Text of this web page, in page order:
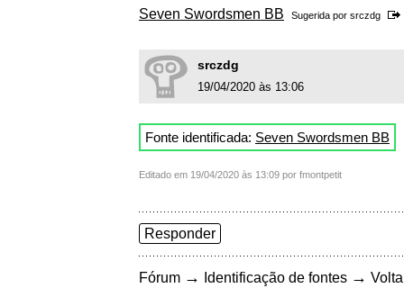
Seven Swordsmen BB Sugerida por srczdg
srczdg
19/04/2020 às 13:06
Fonte identificada: Seven Swordsmen BB
Editado em 19/04/2020 às 13:09 por fmontpetit
Responder
Fórum → Identificação de fontes →